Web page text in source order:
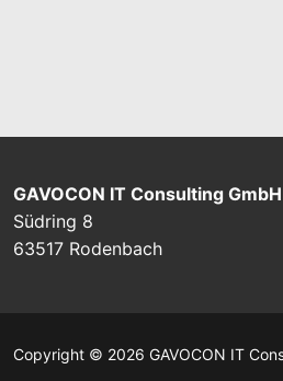
GAVOCON IT Consulting GmbH
Südring 8
63517 Rodenbach
Copyright © 2026 GAVOCON IT